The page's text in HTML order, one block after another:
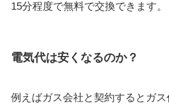
15分程度で無料で交換できます。
電気代は安くなるのか？
例えばガス会社と契約するとガ